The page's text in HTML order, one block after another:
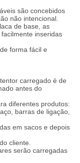
são concebidos
não intencional.
de base, as
inseridas
forma fácil e
carregado é de
antes do
diferentes produtos:
barras de ligação,
em sacos e depois
cliente.
serão carregadas